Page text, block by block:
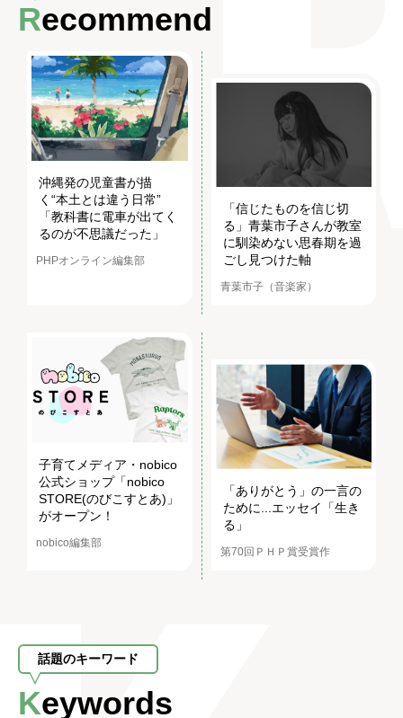
Recommend
沖縄発の児童書が描
く“本土とは違う日常”
「教科書に電車が出てく
るのが不思議だった」
PHPオンライン編集部
「信じたものを信じ切
る」青葉市子さんが教室
に馴染めない思春期を過
ごし見つけた軸
青葉市子（音楽家）
子育てメディア・nobico
公式ショップ「nobico
STORE(のびこすとあ)」
がオープン！
nobico編集部
「ありがとう」の一言の
ために...エッセイ「生き
る」
第70回ＰＨＰ賞受賞作
話題のキーワード
Keywords